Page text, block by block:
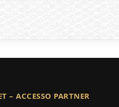
– ACCESSO PARTNER